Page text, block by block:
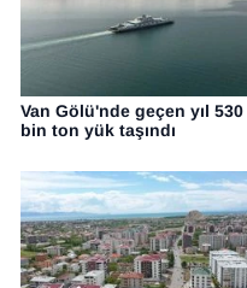
Van Gölü'nde geçen yıl 530
bin ton yük taşındı